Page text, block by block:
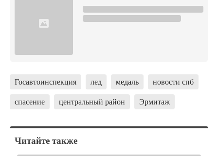
Госавтоинспекция лед медаль
новости спб
спасение
центральный район Эрмитаж
Читайте также